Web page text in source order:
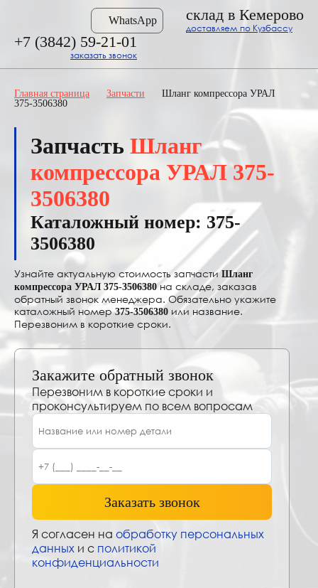
WhatsApp склад в Кемерово
доставляем по Кузбассу
+7 (3842) 59-21-01
заказать звонок
Главная страница Запчасти
Шланг компрессора УРАЛ
375-3506380
Запчасть Шланг
компрессора УРАЛ 375-
3506380
Каталожный номер: 375-
3506380
Узнайте актуальную стоимость запчастиШланг
компрессора УРАЛ 375-3506380на складе, заказав
обратный звонок менеджера. Обязательно укажите
каталожный номер375-3506380 или название.
Перезвоним в короткие сроки.
Закажите обратный звонок
Перезвоним в короткие сроки и
проконсультируем по всем вопросам
Заказать звонок
Я согласен на обработку персональных
данных и с политикой
конфиденциальности